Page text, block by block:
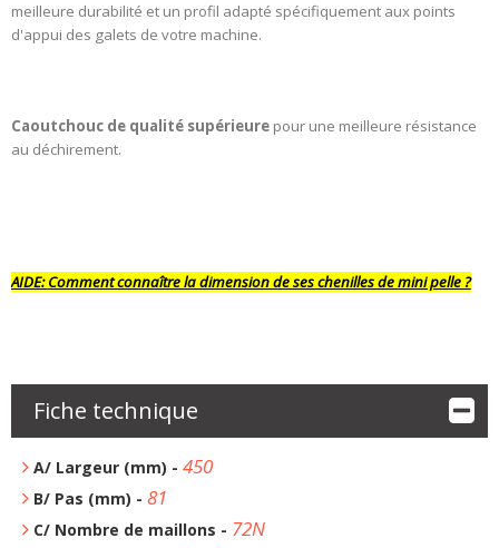
meilleure durabilité et un profil adapté spécifiquement aux points
d'appui des galets de votre machine.
Caoutchouc de qualité supérieurepour une meilleure résistance
au déchirement.
AIDE:Comment connaître la dimension de ses chenilles de mini pelle ?
Fiche technique
A/ Largeur (mm) - 450
B/ Pas (mm) - 81
C/ Nombre de maillons - 72N